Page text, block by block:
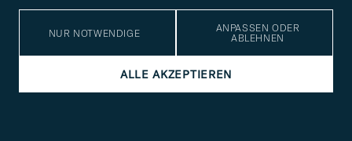
NUR NOTWENDIGE
ANPASSEN ODER
ABLEHNEN
ALLE AKZEPTIEREN